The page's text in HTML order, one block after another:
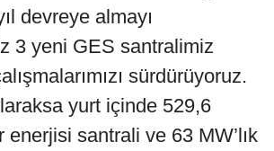
devreye almayı
3 yeni GES santralimiz
sürdürüyoruz.
yurt içinde 529,6
enerjisi santrali ve 63 MW’lık